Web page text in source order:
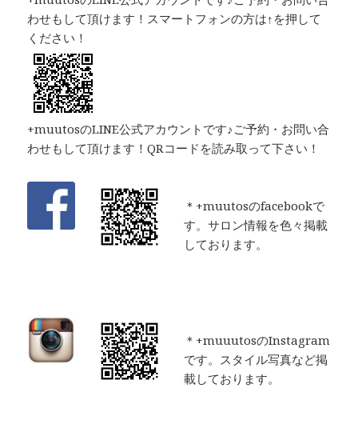
わせもして頂けます！スマートフォンの方は↑を押して
ください！
+muutosのLINE公式アカウントです♪ご予約・お問い合
わせもして頂けます！QRコードを読み取って下さい！
＊+muutosのfacebookで
す。サロン情報を色々掲載
しております。
＊+muuutosのInstagram
です。スタイル写真など掲
載しております。